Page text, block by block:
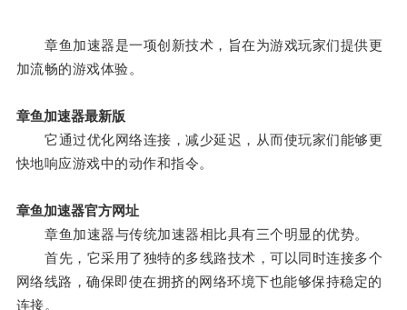
章鱼加速器是一项创新技术，旨在为游戏玩家们提供更
加流畅的游戏体验。
章鱼加速器最新版
它通过优化网络连接，减少延迟，从而使玩家们能够更
快地响应游戏中的动作和指令。
章鱼加速器官方网址
章鱼加速器与传统加速器相比具有三个明显的优势。
首先，它采用了独特的多线路技术，可以同时连接多个
网络线路，确保即使在拥挤的网络环境下也能够保持稳定的
连接。